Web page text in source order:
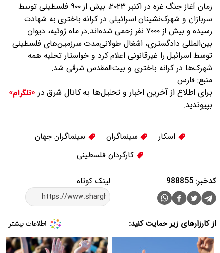
زمان آغاز جنگ غزه در اکتبر ۲۰۲۳، بیش از ٩٠٠ فلسطینی توسط
سربازان و شهرک‌نشینان اسرائیلی در کرانه باختری به شهادت
رسیده و بیش از ۷٠٠٠ نفر زخمی شده‌اند.در ماه ژوئیه، دیوان
بین‌المللی دادگستری، اشغال طولانی‌مدت سرزمین‌های فلسطینی
توسط اسرائیل را غیرقانونی اعلام کرد و خواستار تخلیه همه
شهرک‌ها در کرانه باختری و بیت‌المقدس شرقی شد.
منبع: فارس
برای اطلاع از آخرین اخبار و تحلیل‌ها به کانال شرق در «تلگرام»
بپیوندید.
اسکار سینماگران
سینماگران جهان
کارگردان فلسطینی
لینک کوتاه کدخبر: 988855
از کارزارهای زیر حمایت کنید: